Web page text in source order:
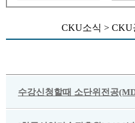
CKU소식 > CKU
수강신청할때 소단위전공